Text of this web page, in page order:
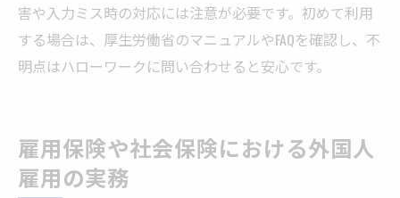
害や入力ミス時の対応には注意が必要です。初めて利用
する場合は、厚生労働省のマニュアルやFAQを確認し、不
明点はハローワークに問い合わせると安心です。
雇用保険や社会保険における外国人
雇用の実務